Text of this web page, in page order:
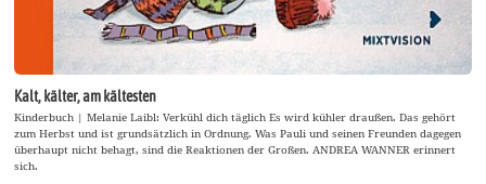
Kalt, kälter, am kältesten
Kinderbuch | Melanie Laibl: Verkühl dich täglich Es wird kühler draußen. Das gehört
zum Herbst und ist grundsätzlich in Ordnung. Was Pauli und seinen Freunden dagegen
überhaupt nicht behagt, sind die Reaktionen der Großen. ANDREA WANNER erinnert
sich.